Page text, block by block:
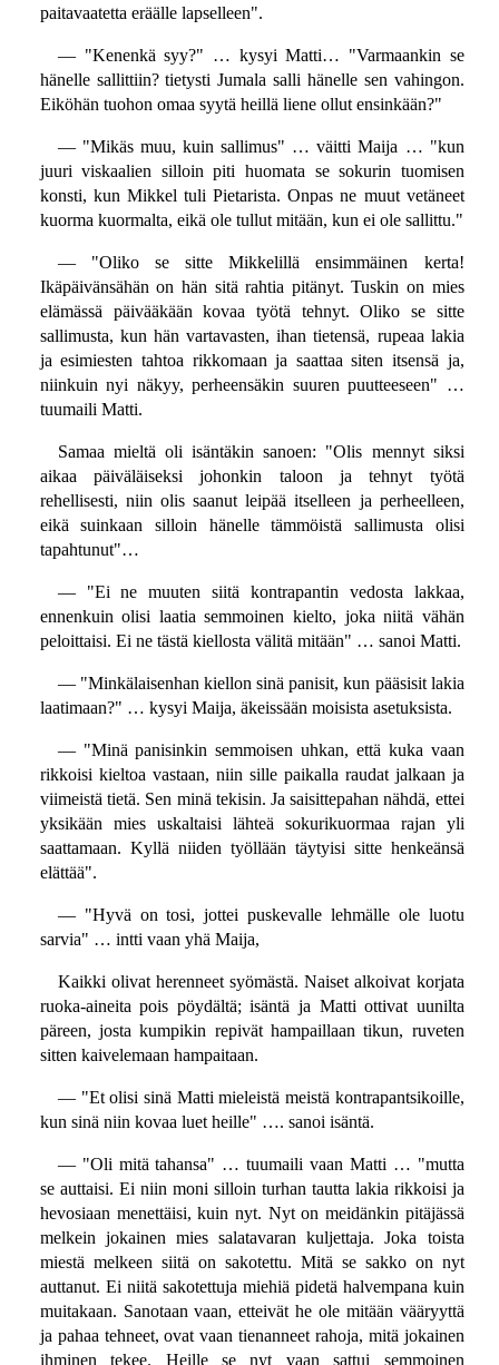
paitavaatetta eräälle lapselleen".
— "Kenenkä syy?" … kysyi Matti… "Varmaankin se
hänelle sallittiin? tietysti Jumala salli hänelle sen vahingon.
Eiköhän tuohon omaa syytä heillä liene ollut ensinkään?"
— "Mikäs muu, kuin sallimus" … väitti Maija … "kun
juuri viskaalien silloin piti huomata se sokurin tuomisen
konsti, kun Mikkel tuli Pietarista. Onpas ne muut vetäneet
kuorma kuormalta, eikä ole tullut mitään, kun ei ole sallittu."
— "Oliko se sitte Mikkelillä ensimmäinen kerta!
Ikäpäivänsähän on hän sitä rahtia pitänyt. Tuskin on mies
elämässä päivääkään kovaa työtä tehnyt. Oliko se sitte
sallimusta, kun hän vartavasten, ihan tietensä, rupeaa lakia
ja esimiesten tahtoa rikkomaan ja saattaa siten itsensä ja,
niinkuin nyi näkyy, perheensäkin suuren puutteeseen" …
tuumaili Matti.
Samaa mieltä oli isäntäkin sanoen: "Olis mennyt siksi
aikaa päiväläiseksi johonkin taloon ja tehnyt työtä
rehellisesti, niin olis saanut leipää itselleen ja perheelleen,
eikä suinkaan silloin hänelle tämmöistä sallimusta olisi
tapahtunut"…
— "Ei ne muuten siitä kontrapantin vedosta lakkaa,
ennenkuin olisi laatia semmoinen kielto, joka niitä vähän
peloittaisi. Ei ne tästä kiellosta välitä mitään" … sanoi Matti.
— "Minkälaisenhan kiellon sinä panisit, kun pääsisit lakia
laatimaan?" … kysyi Maija, äkeissään moisista asetuksista.
— "Minä panisinkin semmoisen uhkan, että kuka vaan
rikkoisi kieltoa vastaan, niin sille paikalla raudat jalkaan ja
viimeistä tietä. Sen minä tekisin. Ja saisittepahan nähdä, ettei
yksikään mies uskaltaisi lähteä sokurikuormaa rajan yli
saattamaan. Kyllä niiden työllään täytyisi sitte henkeänsä
elättää".
— "Hyvä on tosi, jottei puskevalle lehmälle ole luotu
sarvia" … intti vaan yhä Maija,
Kaikki olivat herenneet syömästä. Naiset alkoivat korjata
ruoka-aineita pois pöydältä; isäntä ja Matti ottivat uunilta
päreen, josta kumpikin repivät hampaillaan tikun, ruveten
sitten kaivelemaan hampaitaan.
— "Et olisi sinä Matti mieleistä meistä kontrapantsikoille,
kun sinä niin kovaa luet heille" …. sanoi isäntä.
— "Oli mitä tahansa" … tuumaili vaan Matti … "mutta
se auttaisi. Ei niin moni silloin turhan tautta lakia rikkoisi ja
hevosiaan menettäisi, kuin nyt. Nyt on meidänkin pitäjässä
melkein jokainen mies salatavaran kuljettaja. Joka toista
miestä melkeen siitä on sakotettu. Mitä se sakko on nyt
auttanut. Ei niitä sakotettuja miehiä pidetä halvempana kuin
muitakaan. Sanotaan vaan, etteivät he ole mitään vääryyttä
ja pahaa tehneet, ovat vaan tienanneet rahoja, mitä jokainen
ihminen tekee. Heille se nyt vaan sattui semmoinen